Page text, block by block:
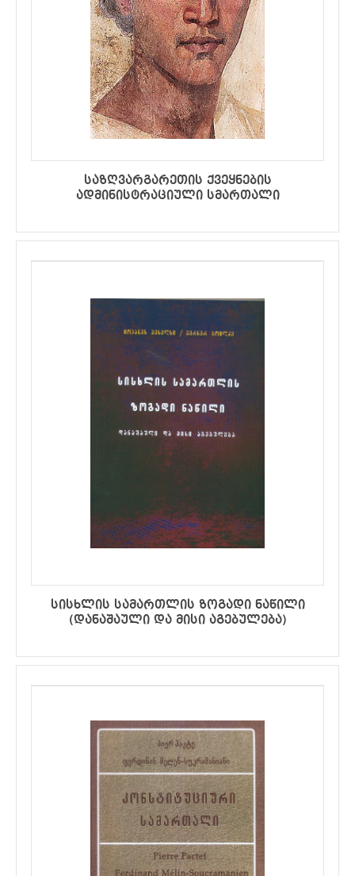
საზღვარგარეთის ქვეყნების
ადმინისტრაციული სმართალი
სისხლის სამართლის ზოგადი ნაწილი
(დანაშაული და მისი აგებულება)